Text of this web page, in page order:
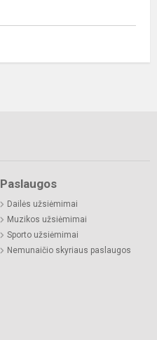
Paslaugos
Dailės užsiėmimai
Muzikos užsiėmimai
Sporto užsiėmimai
Nemunaičio skyriaus paslaugos